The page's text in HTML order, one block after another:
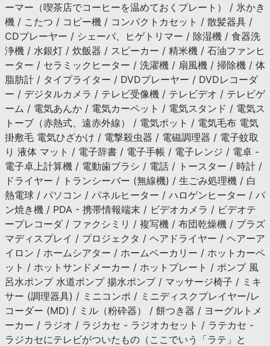
ーマー（喫茶店でコーヒーを温めておくプレート） / 氷かき
機 / こたつ / コピー機 / コンパクトカセット / 散髪器具 /
CDプレーヤー / シェーバ、ヒゲトリマー / 除湿機 / 食器洗
浄機 / 水銀灯 / 炊飯器 / スピーカー / 精米機 / 石油ファンヒ
ーター / セラミックヒーター / 洗濯機 / 扇風機 / 掃除機 / 体
脂肪計 / タイプライター / DVDプレーヤー / DVDレコーダ
ー / デジタルカメラ / テレビ受像機 / テレビデオ / テレビゲ
ーム / 電気あんか / 電気カーペット / 電気スタンド / 電気ス
トーブ（赤熱式、遠赤外線） / 電気ポット / 電気毛布 電気
掛敷毛 電気ひざかけ / 電撃殺虫器 / 電磁調理器 / 電子蚊取
り 液体 マット / 電子辞書 / 電子手帳 / 電子レンジ / 電卓 -
電子卓上計算機 / 電動歯ブラシ / 電話 / トースター / 時計 /
ドライヤー / トランシーバー (無線機) / 生ごみ処理機 / 白
熱電球 / パソコン / パネルヒーター / ハロゲンヒーター / パ
ン焼き機 / PDA - 携帯情報端末 / ビデオカメラ / ビデオテ
ープレコーダ / ファクシミリ / 複写機 / 布団乾燥機 / プラズ
マディスプレイ / プロジェクタ / ヘアドライヤー / ヘアーア
イロン / ホームシアター / ホームベーカリー / ホットカーペ
ット / ホットサンドメーカー / ホットプレート / ポンプ 風
呂水ポンプ 水道ポンプ 揚水ポンプ / マッサージ椅子 / ミキ
サー (調理器具) / ミニコンポ / ミニディスクプレイヤー/レ
コーダー (MD) / ミル（粉砕器） / 餅つき器 / ヨーグルトメ
ーカー / ラジオ / ラジカセ - ラジオカセット / ラテカセ -
ラジカセにテレビがついたもの（ここでいう「ラテ」と